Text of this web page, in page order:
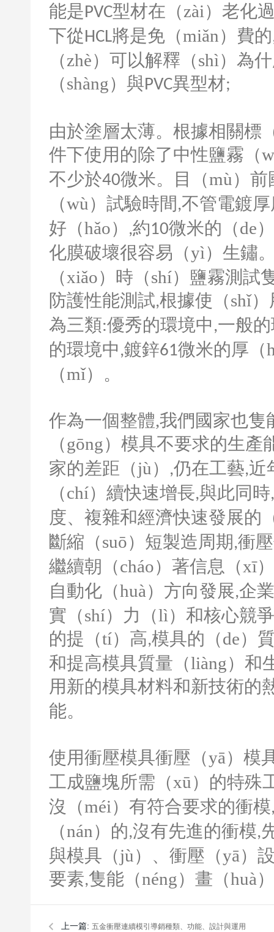
能是PVC型材在（zài）老化
下從HCL將是免（miǎn）費的
（zhè）可以解釋（shì）為
（shàng）與PVC異型材;
由於塗層太薄。根據相關標
件下使用的除了中性鹽霧（
不少於40微米。目（mù）
（wù）試驗時間 ,不管電鍍
好（hǎo）
,約10微米的（de
化膜破壞很容易（yì）生鏽
（xiǎo）時（shí）鹽霧測
防護性能測試,根據使（shǐ
為三類:優秀的環境中 ,一般
的環境中 ,鍍鋅61微米的厚（
（mǐ）。
作為一個整體,我們國家也隻
（gōng）模具不要求的生產
家的差距（jù）
,仍在工藝,近
（chí）續快速增長,與此同時,
度、複雜和經濟快速發展的
斷縮（suō）短製造周期 ,衝
繼續朝（cháo）著信息（xī
自動化（huà）方向發展,企
實（shí）力（lì）和核心競
的提（tí）高,模具的（de）
和提高模具質量（liàng）和
用新的模具材料和新技術的
能。
使用衝壓模具衝壓（yā）模
工成鹽塊所需（xū）的特殊
沒（méi）有符合要求的衝模
（nán）的,沒有先進的衝模,
與模具（jù）、衝壓（yā）
要素,隻能（néng）畫（huà
上一篇: 五金衝壓連續模引導銷種類、功能、設計與運用